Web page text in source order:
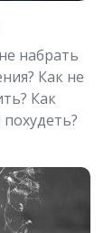
набрать
Как не
Как